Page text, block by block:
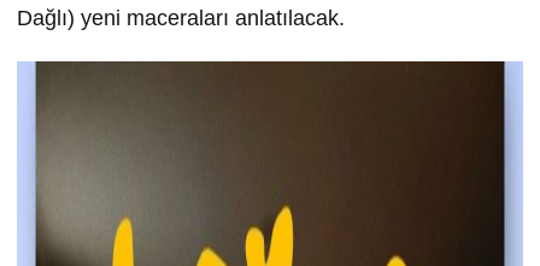
Dağlı) yeni maceraları anlatılacak.